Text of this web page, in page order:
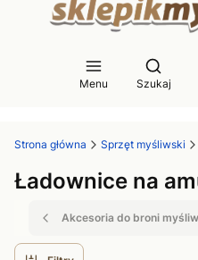
Menu
Otwórz
Szukaj
Strona główna Sprzęt myśliwski
Ładownice na
Akcesoria do broni